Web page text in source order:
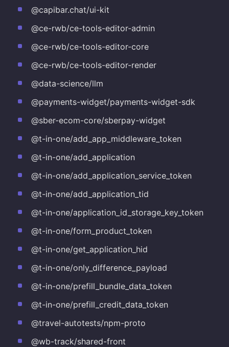
@capibar.chat/ui-kit
@ce-rwb/ce-tools-editor-admin
@ce-rwb/ce-tools-editor-core
@ce-rwb/ce-tools-editor-render
@data-science/llm
@payments-widget/payments-widget-sdk
@sber-ecom-core/sberpay-widget
@t-in-one/add_app_middleware_token
@t-in-one/add_application
@t-in-one/add_application_service_token
@t-in-one/add_application_tid
@t-in-one/application_id_storage_key_token
@t-in-one/form_product_token
@t-in-one/get_application_hid
@t-in-one/only_difference_payload
@t-in-one/prefill_bundle_data_token
@t-in-one/prefill_credit_data_token
@travel-autotests/npm-proto
@wb-track/shared-front